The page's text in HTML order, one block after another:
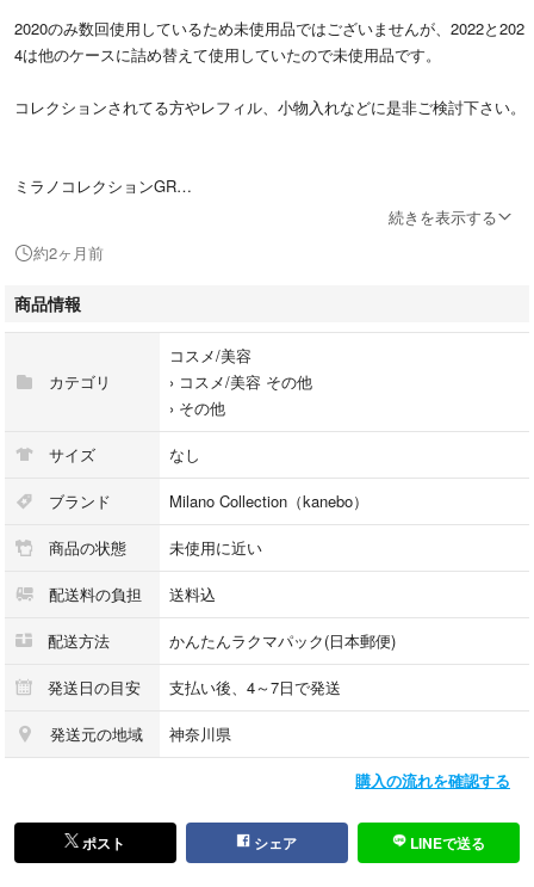
2020のみ数回使用しているため未使用品ではございませんが、2022と202
4は他のケースに詰め替えて使用していたので未使用品です。
コレクションされてる方やレフィル、小物入れなどに是非ご検討下さい。
ミラノコレクションGR
- デザイン: 装飾的な蓋に宝石風のデザイン
- ミラー: 内蔵ミラー付き
カネボウ
コンパクトケース
フェースアップパウダー
2022 願う幸せ
続きを表示する
約2ヶ月前
商品情報
カテゴリ
コスメ/美容
› コスメ/美容 その他
› その他
サイズ なし
ブランド Milano Collection（kanebo）
商品の状態 未使用に近い
配送料の負担 送料込
配送方法 かんたんラクマパック(日本郵便)
発送日の目安 支払い後、4～7日で発送
発送元の地域 神奈川県
購入の流れを確認する
ポスト シェア LINEで送る